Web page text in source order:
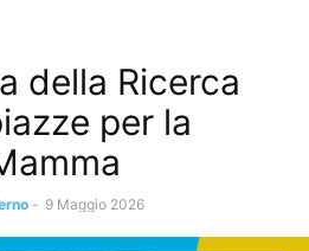
della Ricerca
per la
- 9 Maggio 2026